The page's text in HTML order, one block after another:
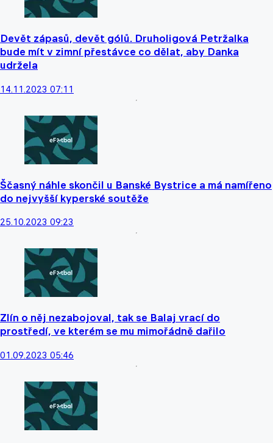
Devět zápasů, devět gólů. Druholigová Petržalka
bude mít v zimní přestávce co dělat, aby Danka
udržela
14.11.2023 07:11
Ščasný náhle skončil u Banské Bystrice a má namířeno
do nejvyšší kyperské soutěže
25.10.2023 09:23
Zlín o něj nezabojoval, tak se Balaj vrací do
prostředí, ve kterém se mu mimořádně dařilo
01.09.2023 05:46